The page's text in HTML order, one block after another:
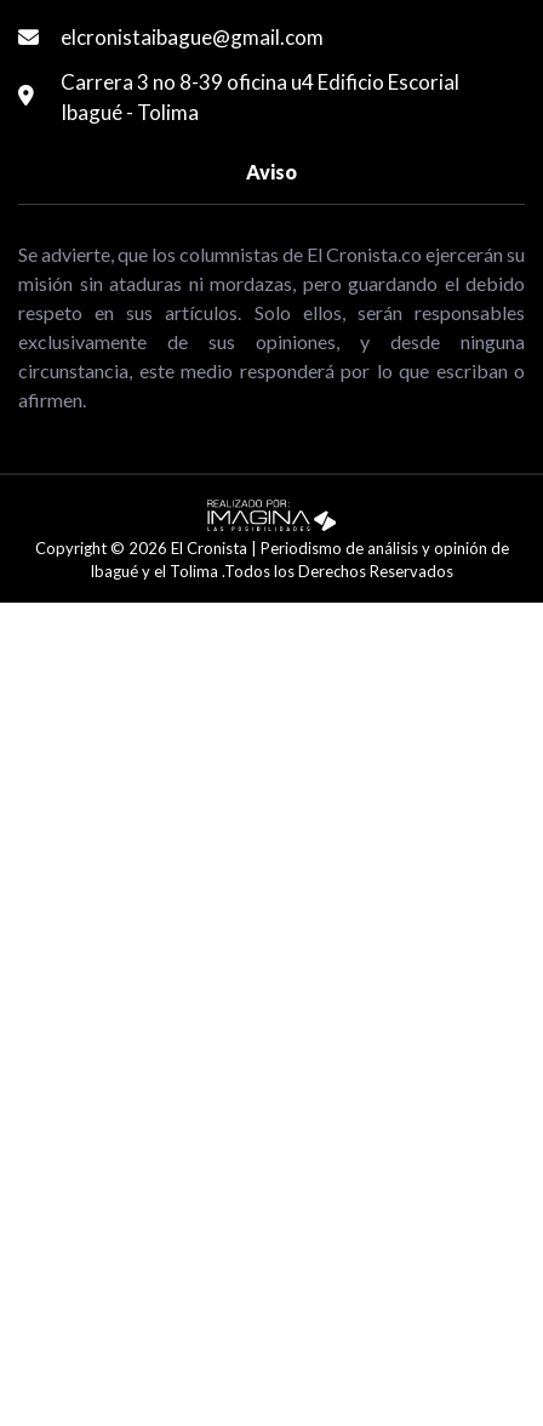
elcronistaibague@gmail.com
Carrera 3 no 8-39 oficina u4 Edificio Escorial
Ibagué - Tolima
Aviso
Se advierte, que los columnistas de El Cronista.co ejercerán su
misión sin ataduras ni mordazas, pero guardando el debido
respeto en sus artículos. Solo ellos, serán responsables
exclusivamente de sus opiniones, y desde ninguna
circunstancia, este medio responderá por lo que escriban o
afirmen.
Copyright © 2026 El Cronista | Periodismo de análisis y opinión de
Ibagué y el Tolima .Todos los Derechos Reservados